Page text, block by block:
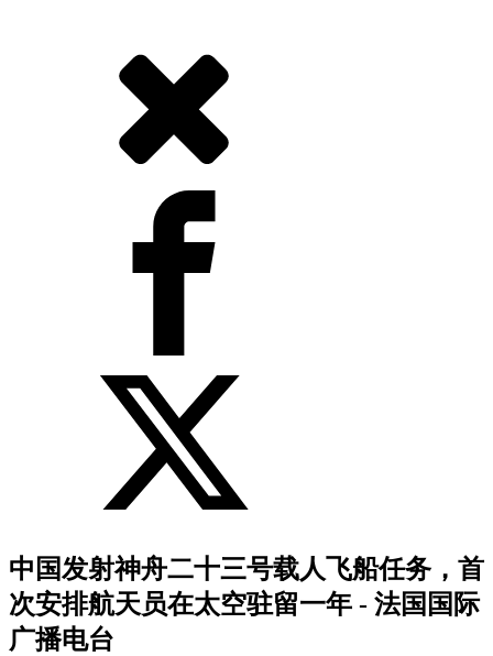
中国发射神舟二十三号载人飞船任务，首
次安排航天员在太空驻留一年 - 法国国际
广播电台